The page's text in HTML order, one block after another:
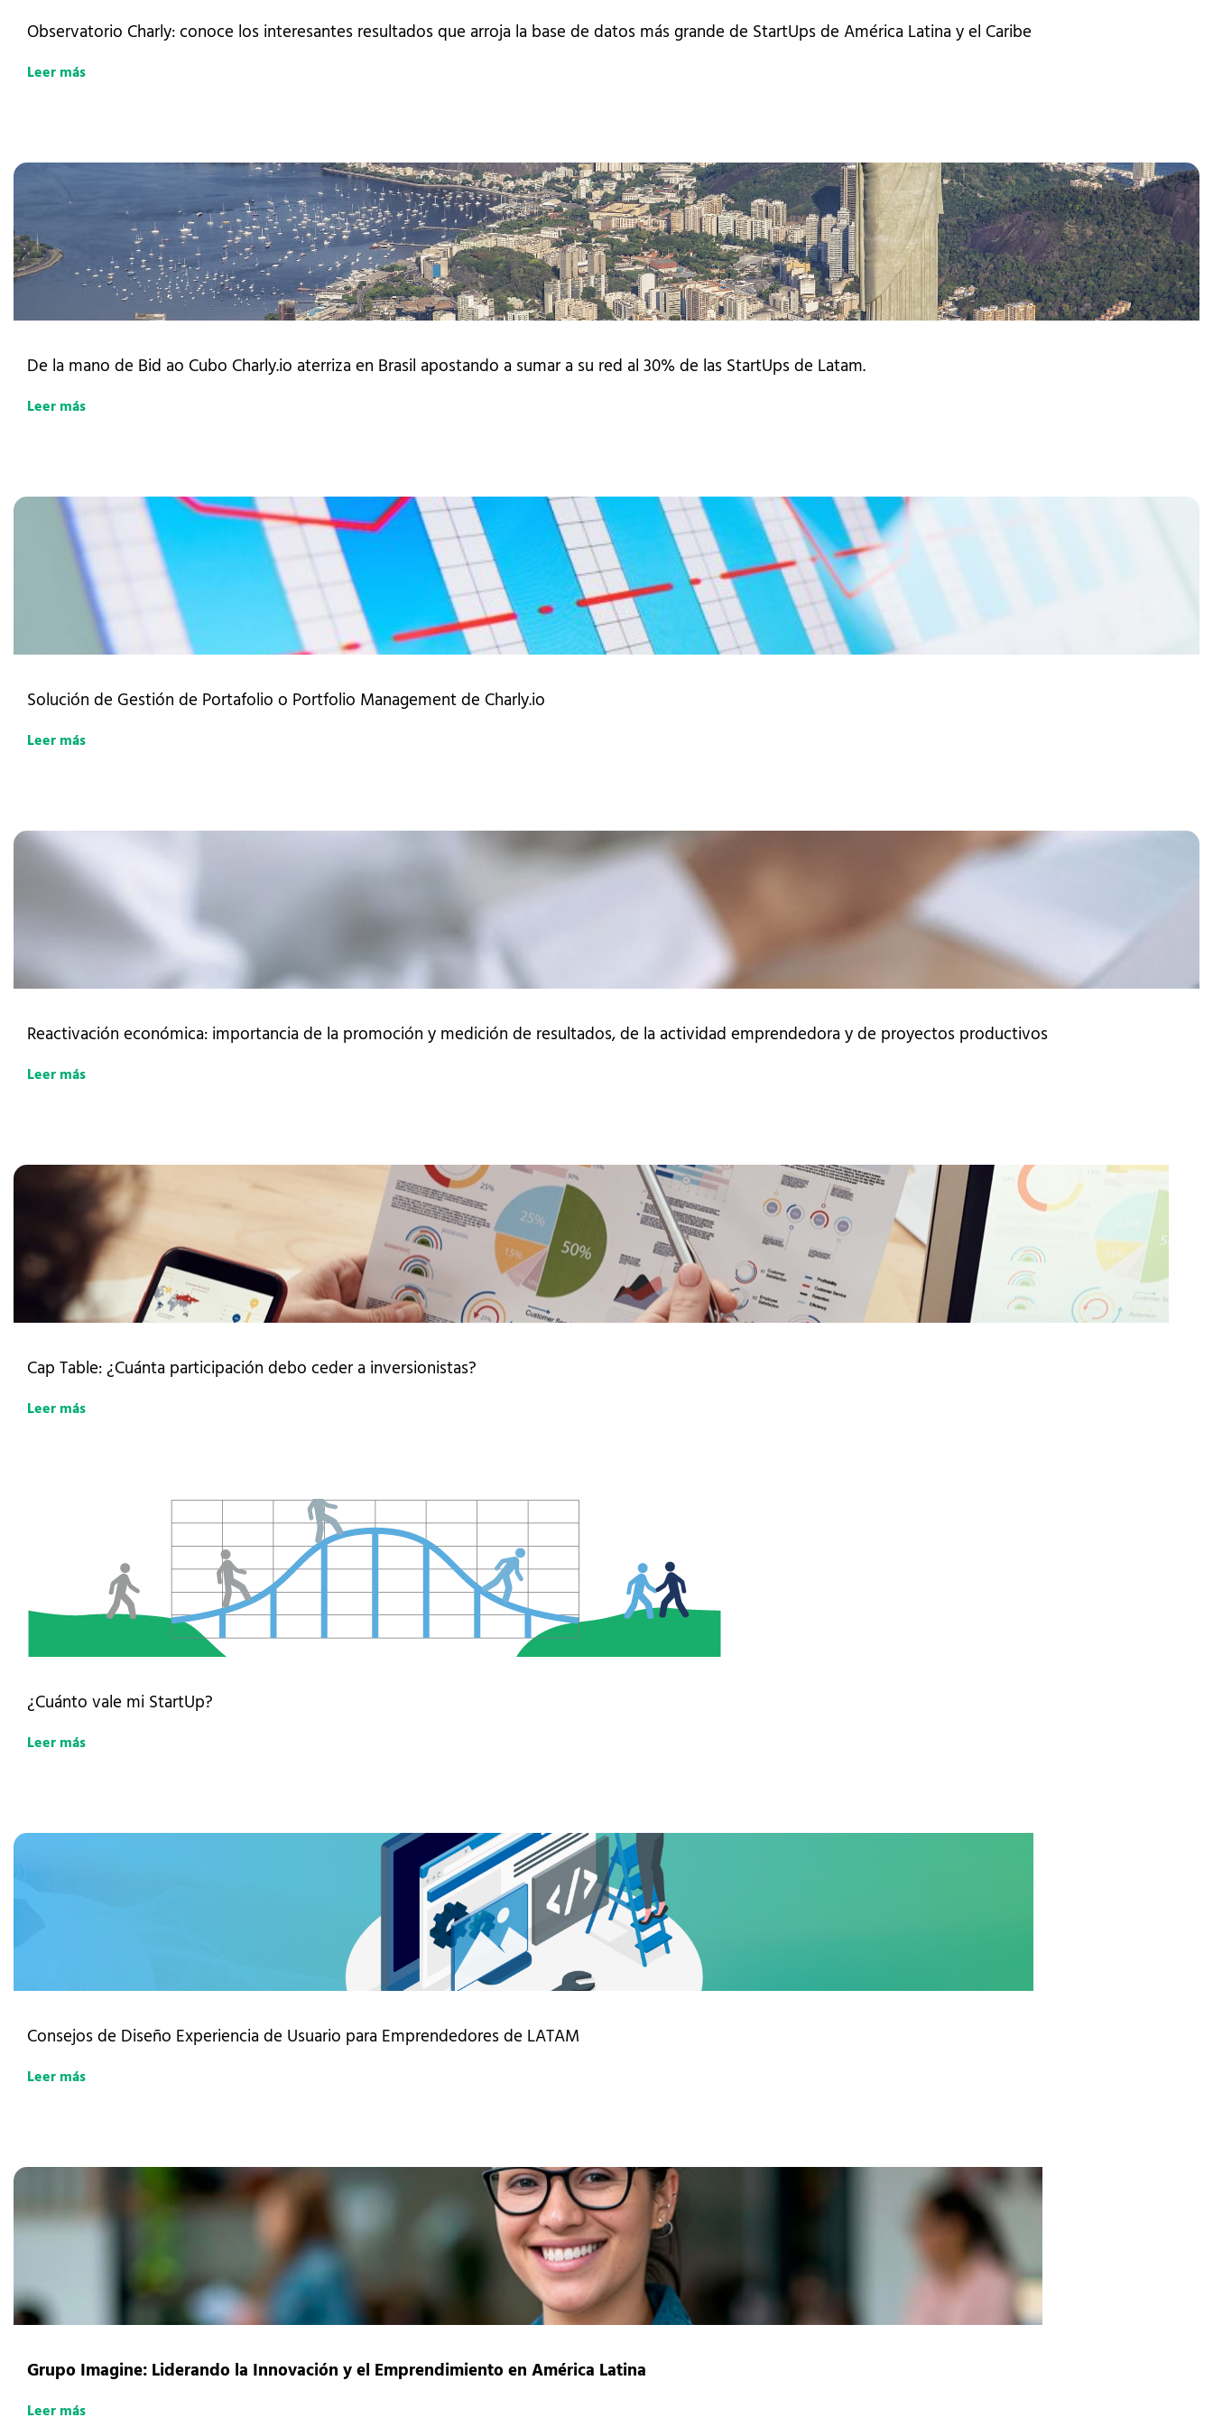
Observatorio Charly: conoce los interesantes resultados que arroja la base de datos más grande de StartUps de América Latina y el Caribe
Leer más
De la mano de Bid ao Cubo Charly.io aterriza en Brasil apostando a sumar a su red al 30% de las StartUps de Latam.
Leer más
Solución de Gestión de Portafolio o Portfolio Management de Charly.io
Leer más
Reactivación económica: importancia de la promoción y medición de resultados, de la actividad emprendedora y de proyectos productivos
Leer más
Cap Table: ¿Cuánta participación debo ceder a inversionistas?
Leer más
¿Cuánto vale mi StartUp?
Leer más
Consejos de Diseño Experiencia de Usuario para Emprendedores de LATAM
Leer más
Grupo Imagine: Liderando la Innovación y el Emprendimiento en América Latina
Leer más